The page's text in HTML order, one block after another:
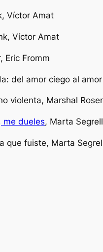
Víctor Amat
Víctor Amat
Eric Fromm
del amor ciego al
violenta, Marshal
me dueles, Marta
que fuiste, Marta